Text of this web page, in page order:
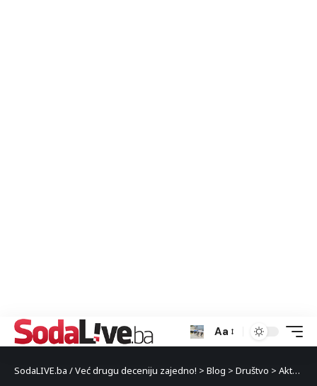
Aa
SodaLIVE.ba / Već drugu deceniju zajedno! > Blog > Društvo > Aktuelnosti